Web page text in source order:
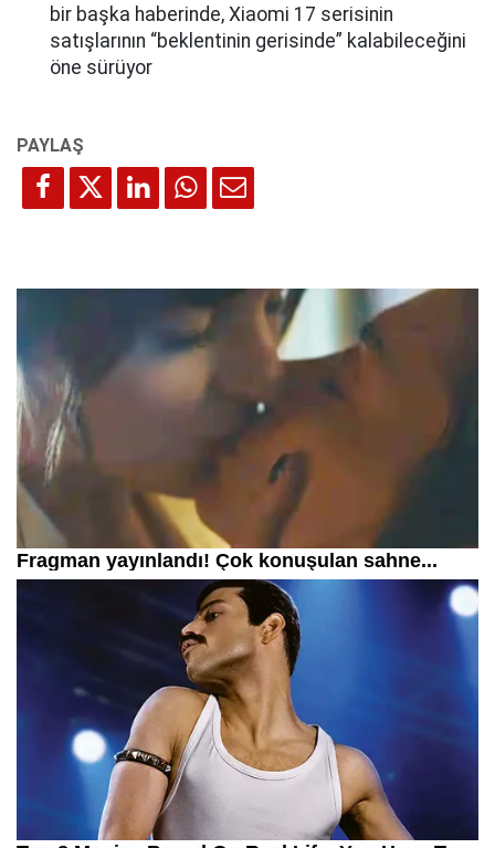
bir başka haberinde, Xiaomi 17 serisinin
satışlarının “beklentinin gerisinde” kalabileceğini
öne sürüyor